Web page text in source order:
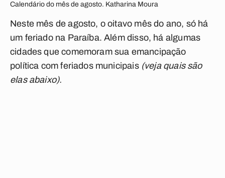
Calendário do mês de agosto. Katharina Moura
Neste mês de agosto, o oitavo mês do ano, só há
um feriado na Paraíba. Além disso, há algumas
cidades que comemoram sua emancipação
política com feriados municipais (veja quais são
elas abaixo).